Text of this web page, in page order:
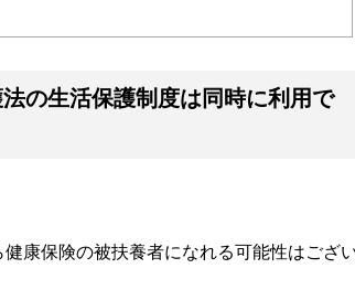
の生活保護制度は同時に利用で
康保険の被扶養者になれる可能性はござ